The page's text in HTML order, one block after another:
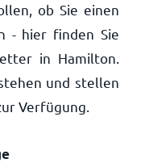
ob Sie einen
- hier finden Sie
in Hamilton.
und stellen
Verfügung.